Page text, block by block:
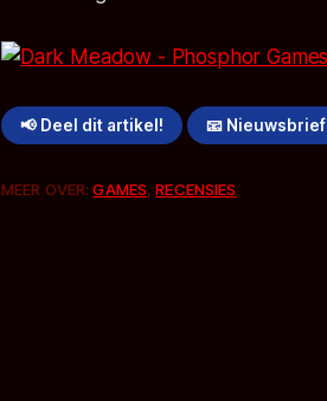
📢 Deel dit artikel! 📧 Nieuwsbrief
MEER OVER:GAMES,RECENSIES